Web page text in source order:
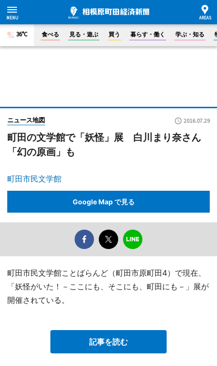
36°C 食べる 見る・遊ぶ 買う 暮らす・働く 学ぶ・知る
ニュース地図 2016.07.29
町田の文学館で「妖怪」展 白川まり奈さん
「幻の原画」も
町田市民文学館
Google Map で見る
町田市民文学館ことばらんど（町田市原町田4）で現在、
「妖怪がいた！－ここにも、そこにも、町田にも－」展が
開催されている。
記事を読む